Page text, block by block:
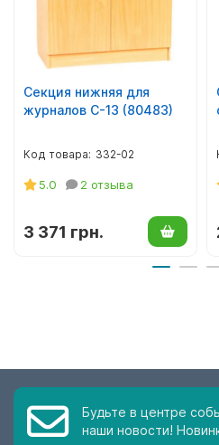
Секция нижняя для
журналов С-13 (80483)
332-02
5.0 2 отзыва
3 371 грн.
Будьте в центре
наши новости!